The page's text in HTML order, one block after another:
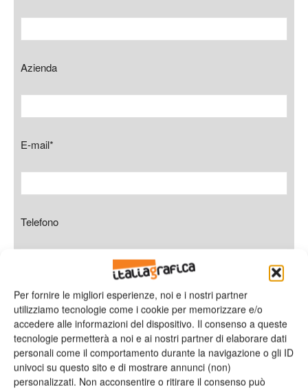
Per fornire le migliori esperienze, noi e i nostri partner
utilizziamo tecnologie come i cookie per memorizzare e/o
accedere alle informazioni del dispositivo. Il consenso a queste
tecnologie permetterà a noi e ai nostri partner di elaborare dati
personali come il comportamento durante la navigazione o gli ID
univoci su questo sito e di mostrare annunci (non)
personalizzati. Non acconsentire o ritirare il consenso può
Azienda
E-mail*
Telefono
Oggetto
Messaggio